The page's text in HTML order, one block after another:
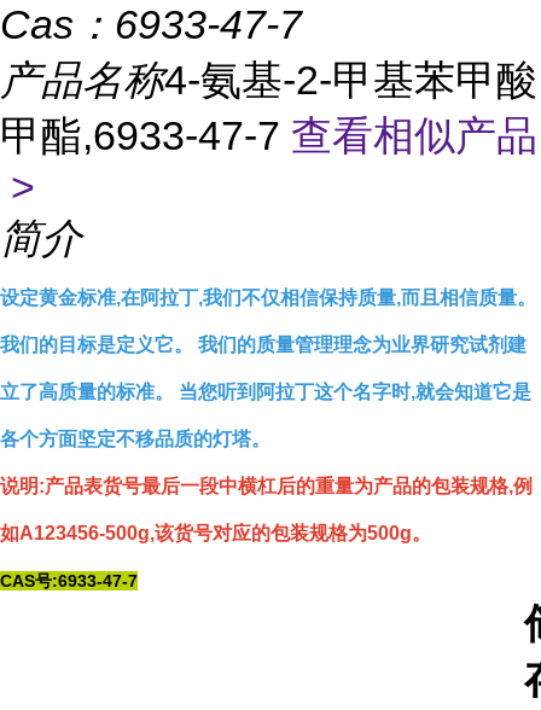
Cas： 6933-47-7
产品名称4-氨基-2-甲基苯甲酸
甲酯,6933-47-7 查看相似产品
>
简介
设定黄金标准,在阿拉丁,我们不仅相信保持质量,而且相信质量。
我们的目标是定义它。 我们的质量管理理念为业界研究试剂建
立了高质量的标准。 当您听到阿拉丁这个名字时,就会知道它是
各个方面坚定不移品质的灯塔。
说明:产品表货号最后一段中横杠后的重量为产品的包装规格,例
如A123456-500g,该货号对应的包装规格为500g。
CAS号:6933-47-7